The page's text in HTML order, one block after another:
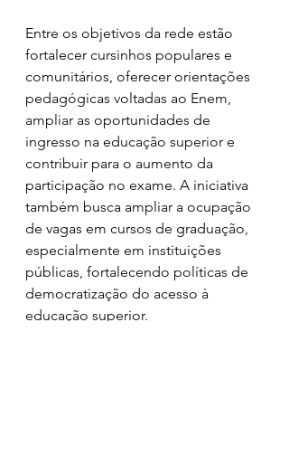
Entre os objetivos da rede estão
fortalecer cursinhos populares e
comunitários, oferecer orientações
pedagógicas voltadas ao Enem,
ampliar as oportunidades de
ingresso na educação superior e
contribuir para o aumento da
participação no exame. A iniciativa
também busca ampliar a ocupação
de vagas em cursos de graduação,
especialmente em instituições
públicas, fortalecendo políticas de
democratização do acesso à
educação superior.